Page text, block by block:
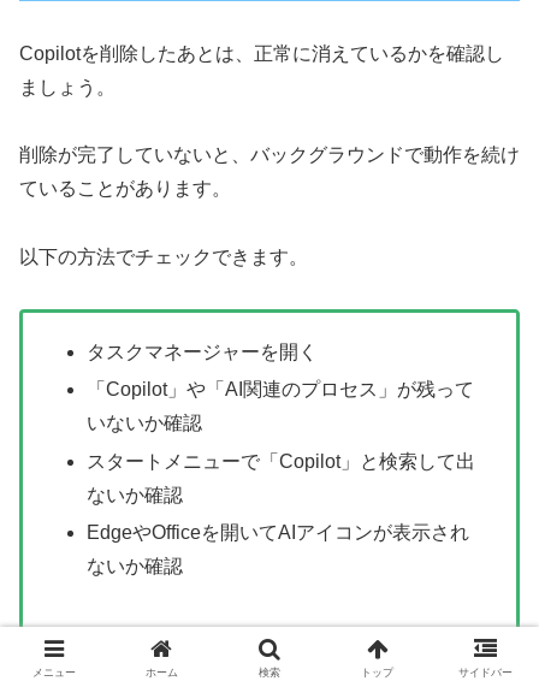
Copilotを削除したあとは、正常に消えているかを確認し
ましょう。
削除が完了していないと、バックグラウンドで動作を続け
ていることがあります。
以下の方法でチェックできます。
タスクマネージャーを開く
「Copilot」や「AI関連のプロセス」が残って
いないか確認
スタートメニューで「Copilot」と検索して出
ないか確認
EdgeやOfficeを開いてAIアイコンが表示され
ないか確認
メニュー ホーム 検索 トップ サイドバー